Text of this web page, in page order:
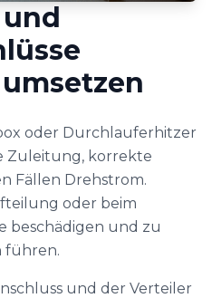
und
oder Durchlauferhitzer
Zuleitung, korrekte
Fällen Drehstrom.
oder beim
beschädigen und zu
führen.
und der Verteiler